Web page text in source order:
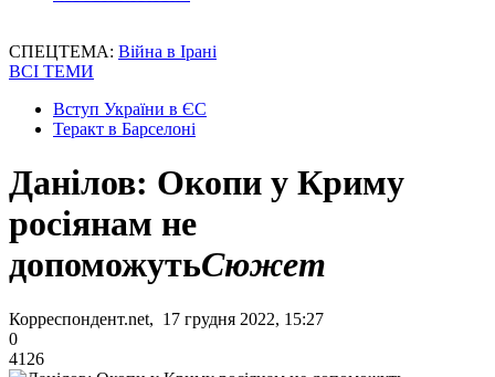
СПЕЦТЕМА: Війна в Ірані
ВСІ ТЕМИ
Вступ України в ЄС
Теракт в Барселоні
Данілов: Окопи у Криму
росіянам не
допоможутьСюжет
Корреспондент.net, 17 грудня 2022, 15:27
0
4126